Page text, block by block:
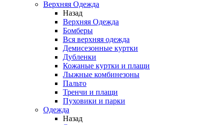
Верхняя Одежда
Назад
Верхняя Одежда
Бомберы
Вся верхняя одежда
Демисезонные куртки
Дубленки
Кожаные куртки и плащи
Лыжные комбинезоны
Пальто
Тренчи и плащи
Пуховики и парки
Одежда
Назад